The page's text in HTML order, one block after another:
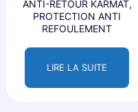
ANTI-RETOUR KARMAT,
PROTECTION ANTI
REFOULEMENT
LIRE LA SUITE